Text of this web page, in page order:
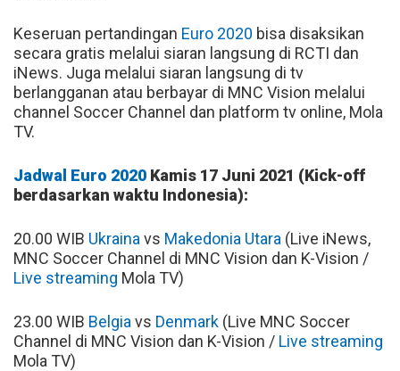
Keseruan pertandingan Euro 2020 bisa disaksikan
secara gratis melalui siaran langsung di RCTI dan
iNews. Juga melalui siaran langsung di tv
berlangganan atau berbayar di MNC Vision melalui
channel Soccer Channel dan platform tv online, Mola
TV.
Jadwal Euro 2020 Kamis 17 Juni 2021 (Kick-off
berdasarkan waktu Indonesia):
20.00 WIB Ukraina vs Makedonia Utara (Live iNews,
MNC Soccer Channel di MNC Vision dan K-Vision /
Live streaming Mola TV)
23.00 WIB Belgia vs Denmark (Live MNC Soccer
Channel di MNC Vision dan K-Vision / Live streaming
Mola TV)